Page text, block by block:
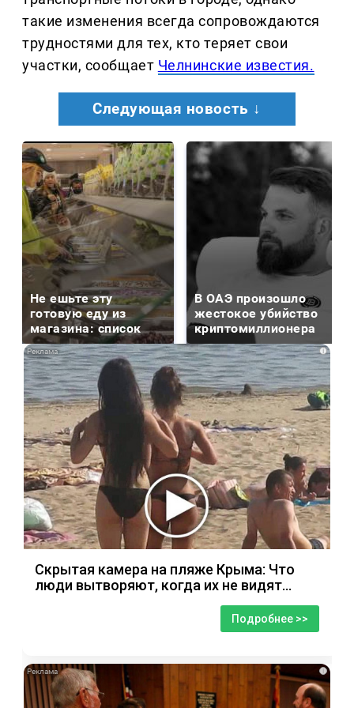
такие изменения всегда сопровождаются
трудностями для тех, кто теряет свои
участки, сообщает Челнинские известия.
Следующая новость ↓
Не ешьте эту
готовую еду из
магазина: список
В ОАЭ произошло
жестокое убийство
криптомиллионера
i
Скрытая камера на пляже Крыма: Что
люди вытворяют, когда их не видят...
Подробнее >>
i